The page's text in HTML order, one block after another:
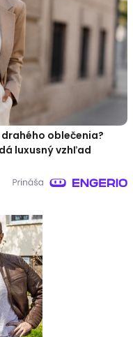
oblečenia?
luxusný vzhľad